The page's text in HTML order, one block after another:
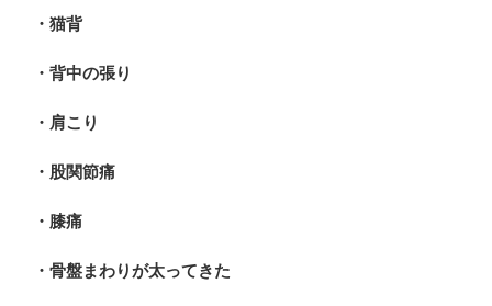
・猫背
・背中の張り
・肩こり
・股関節痛
・膝痛
・骨盤まわりが太ってきた